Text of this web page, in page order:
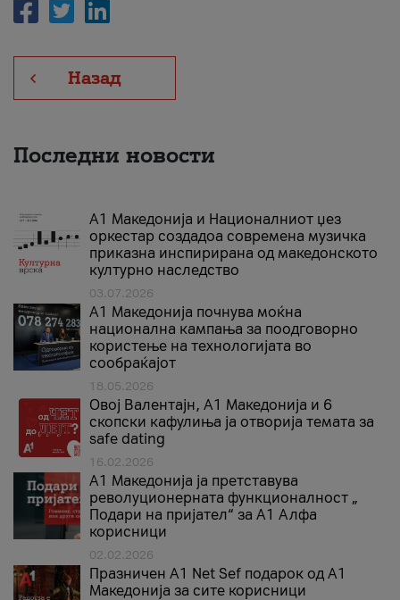
Назад
Последни новости
А1 Македонија и Националниот џез
оркестар создадоа современа музичка
приказна инспирирана од македонското
културно наследство
03.07.2026
A1 Македонија почнува моќна
национална кампања за поодговорно
користење на технологијата во
сообраќајот
18.05.2026
Овој Валентајн, A1 Македонија и 6
скопски кафулиња ја отворија темата за
safe dating
16.02.2026
А1 Македонија ја претставува
револуционерната функционалност „
Подари на пријател“ за А1 Алфа
корисници
02.02.2026
Празничен A1 Net Sеf подарок од А1
Македонија за сите корисници